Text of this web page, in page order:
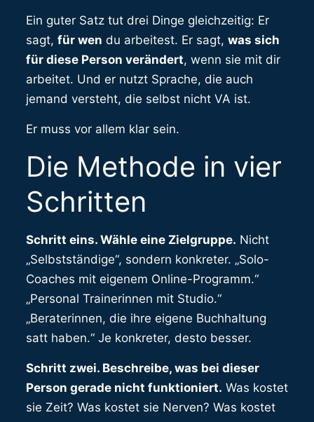
Ein guter Satz tut drei Dinge gleichzeitig: Er
sagt, für wen du arbeitest. Er sagt, was sich
für diese Person verändert, wenn sie mit dir
arbeitet. Und er nutzt Sprache, die auch
jemand versteht, die selbst nicht VA ist.
Er muss vor allem klar sein.
Die Methode in vier
Schritten
Schritt eins. Wähle eine Zielgruppe. Nicht
„Selbstständige“, sondern konkreter. „Solo-
Coaches mit eigenem Online-Programm.“
„Personal Trainerinnen mit Studio.“
„Beraterinnen, die ihre eigene Buchhaltung
satt haben.“ Je konkreter, desto besser.
Schritt zwei. Beschreibe, was bei dieser
Person gerade nicht funktioniert. Was kostet
sie Zeit? Was kostet sie Nerven? Was kostet